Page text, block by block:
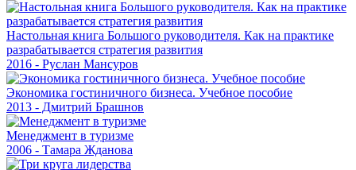
Настольная книга Большого руководителя. Как на практике
разрабатывается стратегия развития
2016 - Руслан Мансуров
Экономика гостиничного бизнеса. Учебное пособие
2013 - Дмитрий Брашнов
Менеджмент в туризме
2006 - Тамара Жданова